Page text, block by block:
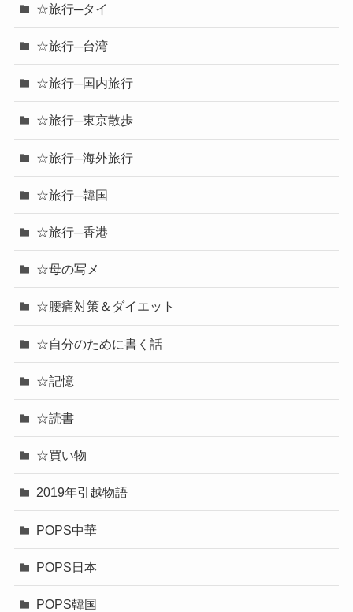
☆旅行─タイ
☆旅行─台湾
☆旅行─国内旅行
☆旅行─東京散歩
☆旅行─海外旅行
☆旅行─韓国
☆旅行─香港
☆母の写メ
☆腰痛対策＆ダイエット
☆自分のために書く話
☆記憶
☆読書
☆買い物
2019年引越物語
POPS中華
POPS日本
POPS韓国